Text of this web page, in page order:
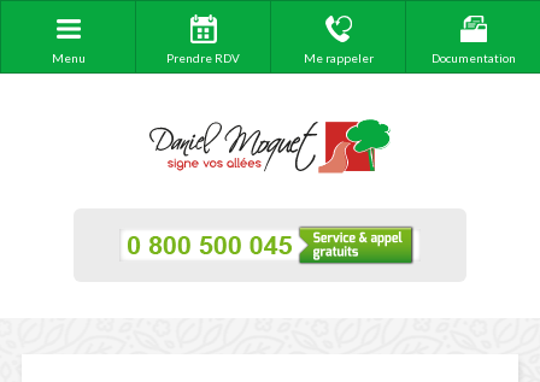
Menu Prendre RDV Me rappeler Documentation